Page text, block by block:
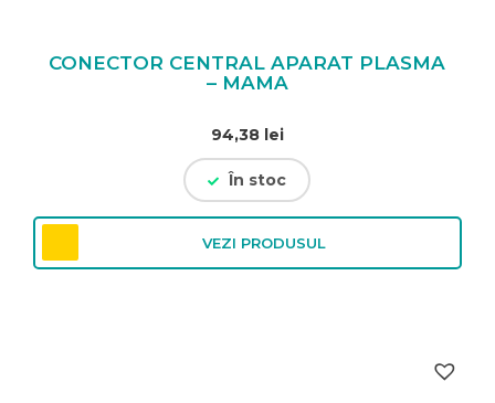
CONECTOR CENTRAL APARAT PLASMA
– MAMA
94,38 lei
În stoc
VEZI PRODUSUL